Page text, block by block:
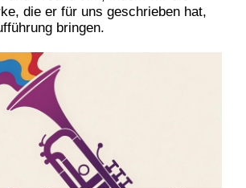
die er für uns geschrieben hat,
bringen.